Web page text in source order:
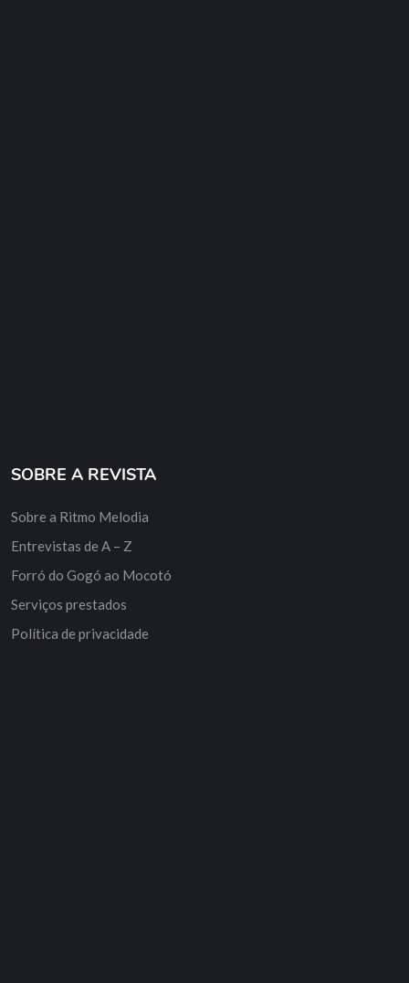
SOBRE A REVISTA
Sobre a Ritmo Melodia
Entrevistas de A – Z
Forró do Gogó ao Mocotó
Serviços prestados
Política de privacidade